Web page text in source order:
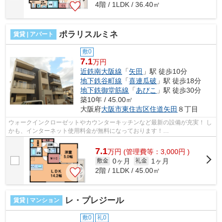
4階 / 1LDK / 36.40㎡
賃貸 | アパート ポラリスルミネ
敷0
7.1万円
近鉄南大阪線 「矢田 」駅 徒歩10分
地下鉄谷町線 「喜連瓜破 」駅 徒歩18分
地下鉄御堂筋線 「あびこ 」駅 徒歩30分
築10年 / 45.00㎡
大阪府大阪市東住吉区住道矢田 ８丁目
ウォークインクローゼットやカウンターキッチンなど最新の設備が充実！ し
かも、インターネット使用料金が無料になっております！
■□■□■□■□■□■□■□■□■□■□■□■□■□■□■□■□■□■□■□■□ ご覧い...
7.1万円 (管理費等：3,000円 )
敷金 0ヶ月 礼金
1ヶ月
2階 / 1LDK / 45.00㎡
賃貸 | マンション レ・プレジール
敷0 礼0